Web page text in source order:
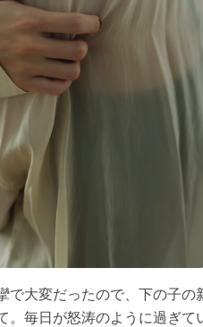
で大変だったので、下の子の
。毎日が怒涛のように過ぎて